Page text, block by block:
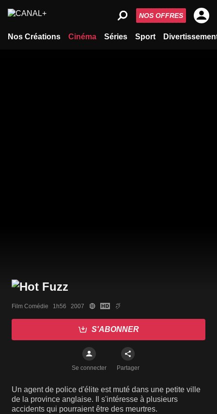
Nos Créations Cinéma Séries Sport
NOS OFFRES
Film Comédie   1h56   2007
S'ABONNER
Se connecter Partager
Un agent de police d'élite est muté dans une petite ville
de la province anglaise. Il s'intéresse à plusieurs
accidents qui pourraient être des meurtres.